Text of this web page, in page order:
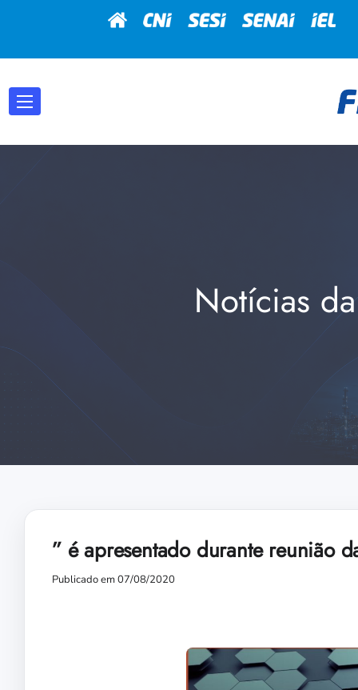
Notícias
” é apresentado durante reunião
Publicado em 07/08/2020